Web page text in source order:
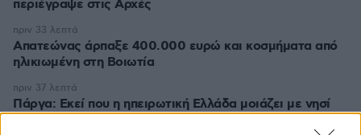
περιέγραψε στις Αρχές
Απατεώνας άρπαξε 400.000 ευρώ και κοσμήματα από
ηλικιωμένη στη Βοιωτία
πριν 33 λεπτά
Πάργα: Εκεί που η ηπειρωτική Ελλάδα μοιάζει με νησί
πριν 37 λεπτά